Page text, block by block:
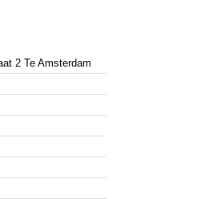
2 Te Amsterdam